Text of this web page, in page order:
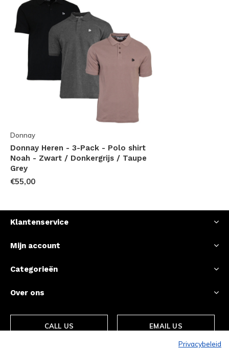
Donnay
Donnay Heren - 3-Pack - Polo shirt
Noah - Zwart / Donkergrijs / Taupe
Grey
€55,00
Klantenservice
Mijn account
Categorieën
Over ons
CALL US EMAIL US
Privacybeleid